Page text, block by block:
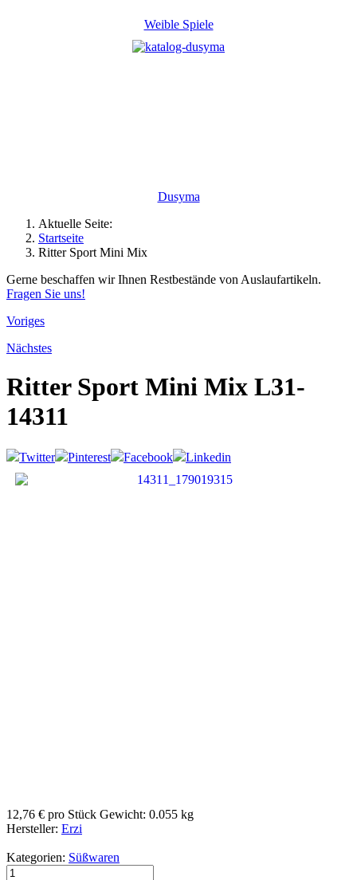
Weible Spiele
Dusyma
Aktuelle Seite:
Startseite
Ritter Sport Mini Mix
Gerne beschaffen wir Ihnen Restbestände von Auslaufartikeln.
Fragen Sie uns!
Voriges
Nächstes
Ritter Sport Mini Mix L31-
14311
Twitter Pinterest Facebook Linkedin
12,76 € pro Stück Gewicht: 0.055 kg
Hersteller: Erzi
Kategorien: Süßwaren